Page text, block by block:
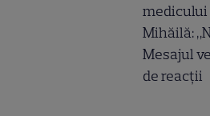
medicului
Mihăilă:
Mesajul
de reacții